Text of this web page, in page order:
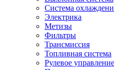
Система
Электрика
Метизы
Фильтры
Трансмиссия
Топливная система
Рулевое управление